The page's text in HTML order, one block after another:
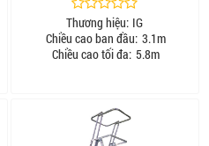
Thương hiệu: IG
Chiều cao ban đầu: 3.1m
Chiều cao tối đa: 5.8m